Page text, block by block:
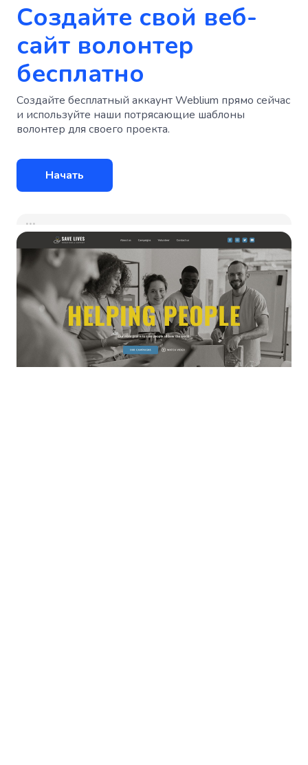
Создайте свой веб-
сайт волонтер
бесплатно
Создайте бесплатный аккаунт Weblium прямо сейчас
и используйте наши потрясающие шаблоны
волонтер для своего проекта.
Начать